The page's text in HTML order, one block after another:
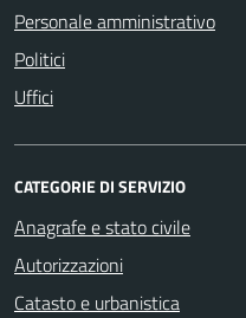
Personale amministrativo
Politici
Uffici
CATEGORIE DI SERVIZIO
Anagrafe e stato civile
Autorizzazioni
Catasto e urbanistica